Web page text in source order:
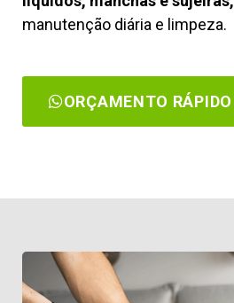
manutenção diária e limpeza.
ORÇAMENTO RÁPIDO